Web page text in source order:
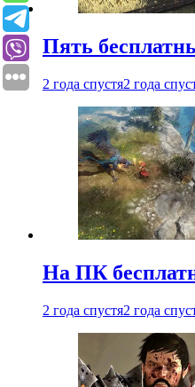
Пять
2 года спустя2 года
На ПК
2 года спустя2 года